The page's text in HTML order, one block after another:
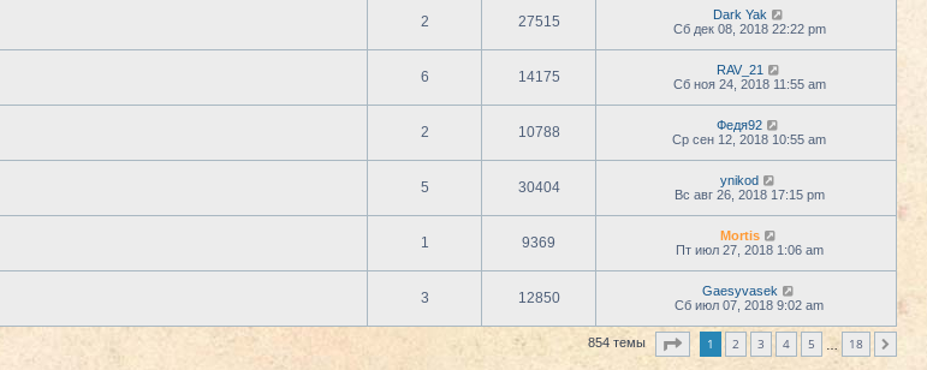
2 27515
Dark Yak
Сб дек 08, 2018 22:22 pm
6 14175
RAV_21
Сб ноя 24, 2018 11:55 am
2 10788
Федя92
Ср сен 12, 2018 10:55 am
5 30404
ynikod
Вс авг 26, 2018 17:15 pm
1 9369
Mortis
Пт июл 27, 2018 1:06 am
3 12850
Gaesyvasek
Сб июл 07, 2018 9:02 am
854 темы Страница из18
1 2 3 4 5 18